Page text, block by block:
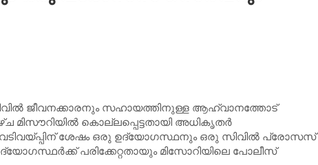
സിവിൽ ജീവനക്കാരനും സഹായത്തിനുള്ള ആഹ്വാനത്തോട്
മിസൗറിയിൽ കൊല്ലപ്പെട്ടതായി അധികൃതർ
വെടിവയ്പ്പിന് ശേഷം ഒരു ഉദ്യോഗസ്ഥനും ഒരു സിവിൽ പ്രോസസ്
പരിക്കേറ്റതായും മിസോറിയിലെ പോലീസ്